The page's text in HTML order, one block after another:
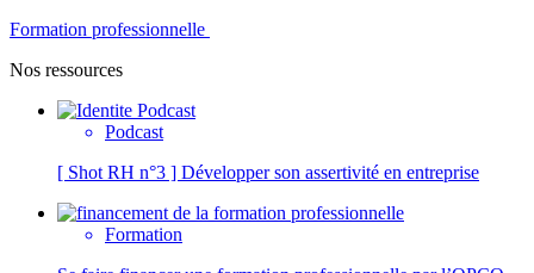
Formation professionnelle
Nos ressources
Podcast
[ Shot RH n°3 ] Développer son assertivité en entreprise
Formation